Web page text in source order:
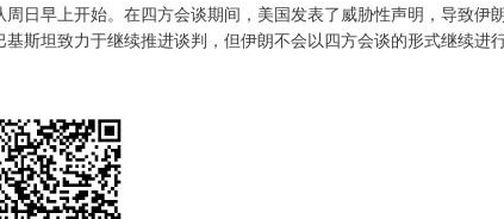
早上开始。在四方会谈期间，美国发表了威胁性声明，导致伊
斯坦致力于继续推进谈判，但伊朗不会以四方会谈的形式继续进